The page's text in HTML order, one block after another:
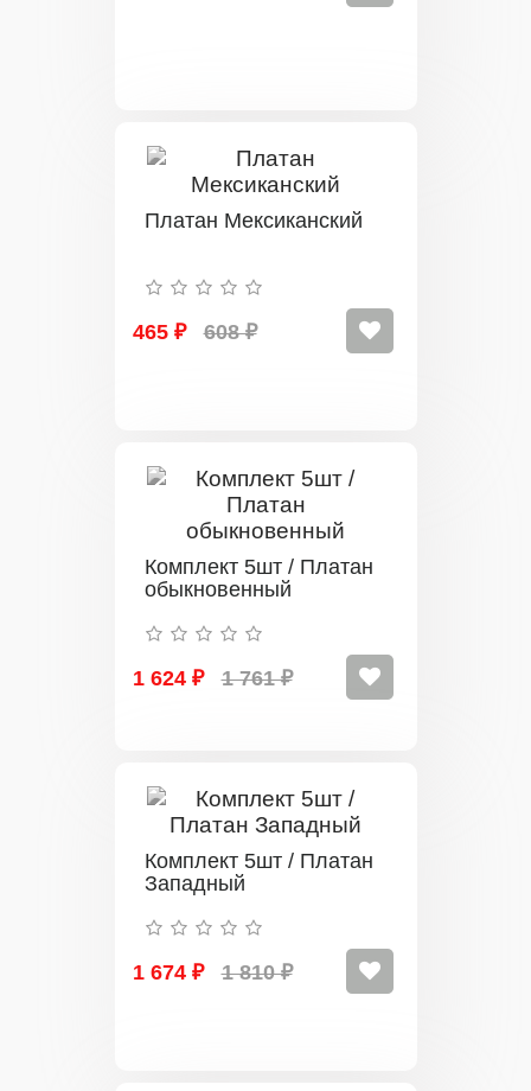
Платан Мексиканский
465 ₽ 608 ₽
Комплект 5шт / Платан
обыкновенный
1 624 ₽ 1 761 ₽
Комплект 5шт / Платан
Западный
1 674 ₽ 1 810 ₽